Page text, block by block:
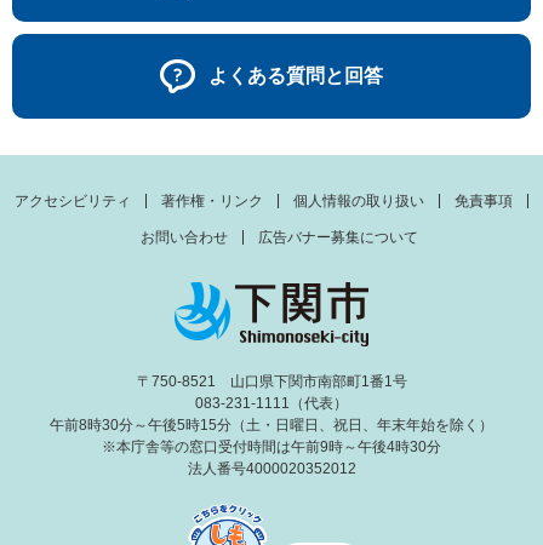
よくある質問と回答
アクセシビリティ 著作権・リンク 個人情報の取り扱い 免責事項
お問い合わせ 広告バナー募集について
〒750-8521 山口県下関市南部町1番1号
083-231-1111（代表）
午前8時30分～午後5時15分（土・日曜日、祝日、年末年始を除く）
※本庁舎等の窓口受付時間は午前9時～午後4時30分
法人番号4000020352012